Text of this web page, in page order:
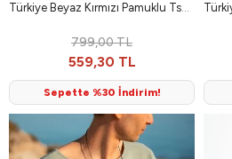
Türkiye Beyaz Kırmızı Pamuklu Tshirt
799,00 TL
559,30 TL
Sepette %30 İndirim!